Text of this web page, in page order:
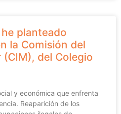
planteado
la Comisión del
del Colegio
y económica que enfrenta
Reaparición de los